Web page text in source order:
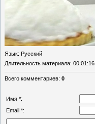
Язык: Русский
Длительность материала: 00:01:16
Всего комментариев: 0
Имя *:
Email *: